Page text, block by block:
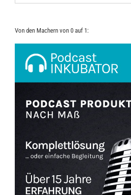
nach:
Von den Machern von 0 auf 1: